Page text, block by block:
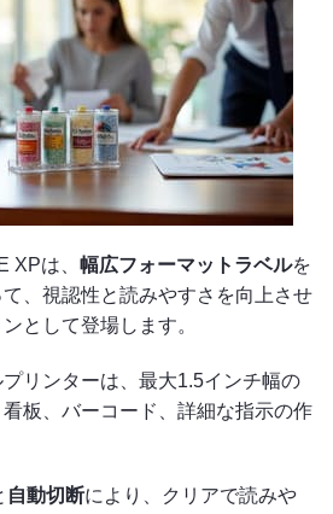
XPは、 幅広フォーマットラベルを
、視認性と読みやすさを向上させ
として登場します。
リンターは、最大1.5インチ幅の
板、バーコード、詳細な指示の作
自動切断により、クリアで読みや